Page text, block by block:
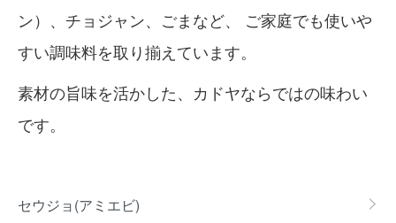
ン）、チョジャン、ごまなど、 ご家庭でも使いや
すい調味料を取り揃えています。
素材の旨味を活かした、カドヤならではの味わい
です。
カテゴリー一覧
セウジョ(アミエビ)